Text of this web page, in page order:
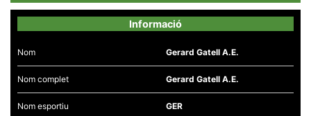
Informació
Nom Gerard Gatell A.E.
Nom complet Gerard Gatell A.E.
Nom esportiu GER
Necessàries
Aquestes
cookies no
són